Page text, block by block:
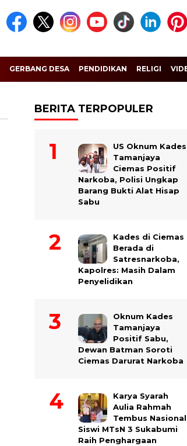
GERBANG DESA PENDIDIKAN RELIGI
BERITA TERPOPULER
US Oknum Kades
Tamanjaya
Ciemas Positif
Narkoba, Polisi Ungkap
Barang Bukti Alat Hisap
Sabu
Kades di Ciemas
Berada di
Satresnarkoba,
Kapolres: Masih Dalam
Penyelidikan
Oknum Kades
Tamanjaya
Positif Sabu,
Dewan Batman Soroti
Ciemas Darurat Narkoba
Karya Syarah
Aulia Rahmah
Tembus
Siswi MTsN 3 Sukabumi
Raih Penghargaan